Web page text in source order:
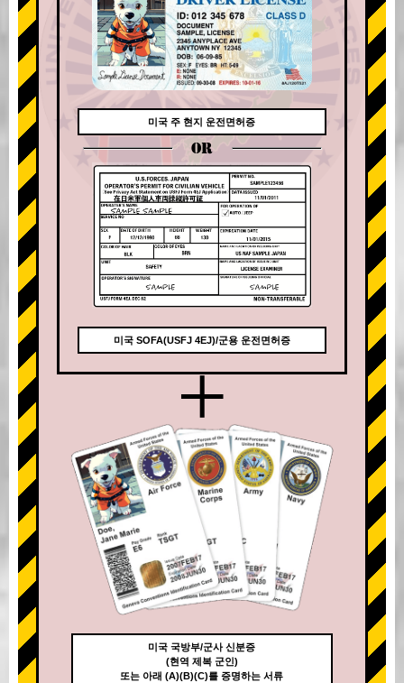
미국 주 현지 운전면허증
OR
미국 SOFA(USFJ 4EJ)/군용 운전면허증
+
미국 국방부/군사 신분증
(현역 제복 군인)
또는 아래 (A)(B)(C)를 증명하는 서류